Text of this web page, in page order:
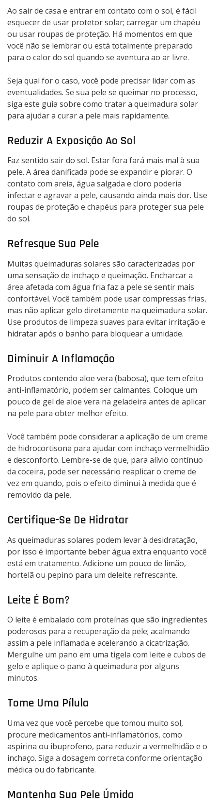
Ao sair de casa e entrar em contato com o sol, é fácil
esquecer de usar protetor solar; carregar um chapéu
ou usar roupas de proteção. Há momentos em que
você não se lembrar ou está totalmente preparado
para o calor do sol quando se aventura ao ar livre.
Seja qual for o caso, você pode precisar lidar com as
eventualidades. Se sua pele se queimar no processo,
siga este guia sobre como tratar a queimadura solar
para ajudar a curar a pele mais rapidamente.
Reduzir A Exposição Ao Sol
Faz sentido sair do sol. Estar fora fará mais mal à sua
pele. A área danificada pode se expandir e piorar. O
contato com areia, água salgada e cloro poderia
infectar e agravar a pele, causando ainda mais dor. Use
roupas de proteção e chapéus para proteger sua pele
do sol.
Refresque Sua Pele
Muitas queimaduras solares são caracterizadas por
uma sensação de inchaço e queimação. Encharcar a
área afetada com água fria faz a pele se sentir mais
confortável. Você também pode usar compressas frias,
mas não aplicar gelo diretamente na queimadura solar.
Use produtos de limpeza suaves para evitar irritação e
hidratar após o banho para bloquear a umidade.
Diminuir A Inflamação
Produtos contendo aloe vera (babosa), que tem efeito
anti-inflamatório, podem ser calmantes. Coloque um
pouco de gel de aloe vera na geladeira antes de aplicar
na pele para obter melhor efeito.
Você também pode considerar a aplicação de um creme
de hidrocortisona para ajudar com inchaço vermelhidão
e desconforto. Lembre-se de que, para alívio contínuo
da coceira, pode ser necessário reaplicar o creme de
vez em quando, pois o efeito diminui à medida que é
removido da pele.
Certifique-Se De Hidratar
As queimaduras solares podem levar à desidratação,
por isso é importante beber água extra enquanto você
está em tratamento. Adicione um pouco de limão,
hortelã ou pepino para um deleite refrescante.
Leite É Bom?
O leite é embalado com proteínas que são ingredientes
poderosos para a recuperação da pele; acalmando
assim a pele inflamada e acelerando a cicatrização.
Mergulhe um pano em uma tigela com leite e cubos de
gelo e aplique o pano à queimadura por alguns
minutos.
Tome Uma Pílula
Uma vez que você percebe que tomou muito sol,
procure medicamentos anti-inflamatórios, como
aspirina ou ibuprofeno, para reduzir a vermelhidão e o
inchaço. Siga a dosagem correta conforme orientação
médica ou do fabricante.
Mantenha Sua Pele Úmida